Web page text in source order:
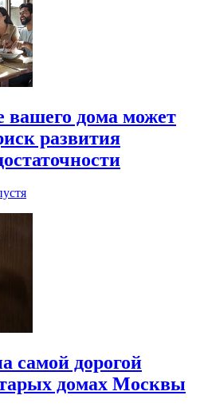
вашего дома может
развития
самой дорогой
домах Москвы